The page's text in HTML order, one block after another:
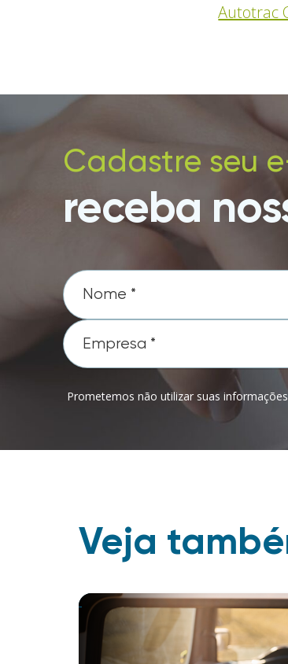
Autotrac
Cadastre seu
receba
Prometemos não utilizar suas
Veja